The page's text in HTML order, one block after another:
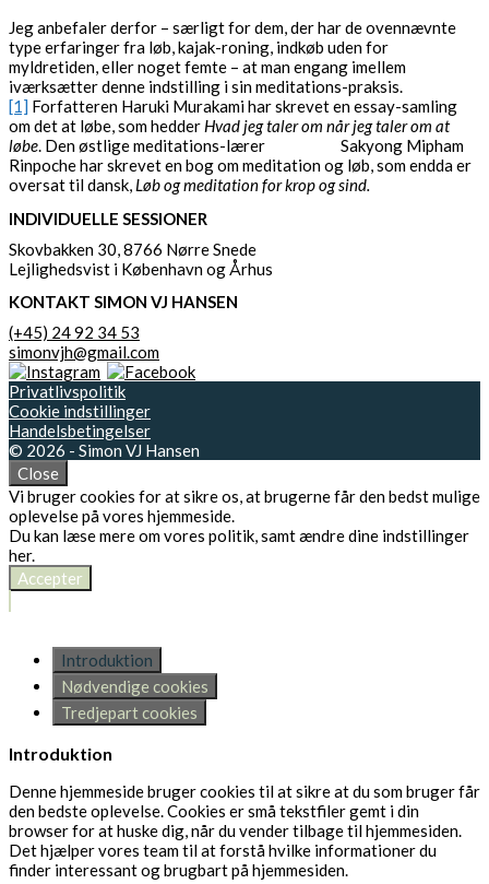
Jeg anbefaler derfor – særligt for dem, der har de ovennævnte
type erfaringer fra løb, kajak-roning, indkøb uden for
myldretiden, eller noget femte – at man engang imellem
iværksætter denne indstilling i sin meditations-praksis.
[1] Forfatteren Haruki Murakami har skrevet en essay-samling
om det at løbe, som hedder Hvad jeg taler om når jeg taler om at
løbe. Den østlige meditations-lærer Sakyong Mipham
Rinpoche har skrevet en bog om meditation og løb, som endda er
oversat til dansk, Løb og meditation for krop og sind.
INDIVIDUELLE SESSIONER
Skovbakken 30, 8766 Nørre Snede
Lejlighedsvist i København og Århus
KONTAKT SIMON VJ HANSEN
(+45) 24 92 34 53
simonvjh@gmail.com
Privatlivspolitik
Cookie indstillinger
Handelsbetingelser
© 2026 - Simon VJ Hansen
Close
Vi bruger cookies for at sikre os, at brugerne får den bedst mulige
oplevelse på vores hjemmeside.
Du kan læse mere om vores politik, samt ændre dine indstillinger
her.
Accepter
Introduktion
Nødvendige cookies
Tredjepart cookies
Introduktion
Denne hjemmeside bruger cookies til at sikre at du som bruger får
den bedste oplevelse. Cookies er små tekstfiler gemt i din
browser for at huske dig, når du vender tilbage til hjemmesiden.
Det hjælper vores team til at forstå hvilke informationer du
finder interessant og brugbart på hjemmesiden.